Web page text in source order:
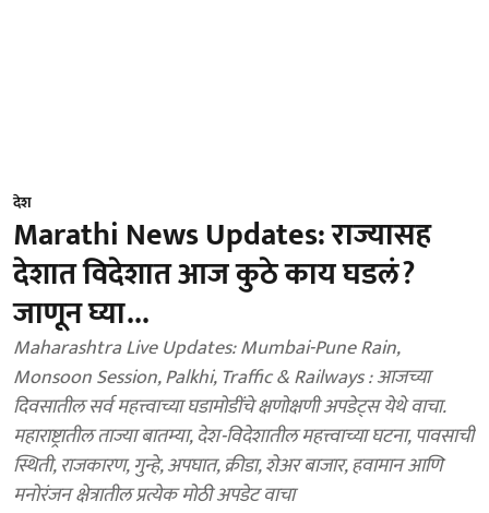
देश
Marathi News Updates: राज्यासह
देशात विदेशात आज कुठे काय घडलं?
जाणून घ्या...
Maharashtra Live Updates: Mumbai-Pune Rain,
Monsoon Session, Palkhi, Traffic & Railways : आजच्या
दिवसातील सर्व महत्त्वाच्या घडामोडींचे क्षणोक्षणी अपडेट्स येथे वाचा.
महाराष्ट्रातील ताज्या बातम्या, देश-विदेशातील महत्त्वाच्या घटना, पावसाची
स्थिती, राजकारण, गुन्हे, अपघात, क्रीडा, शेअर बाजार, हवामान आणि
मनोरंजन क्षेत्रातील प्रत्येक मोठी अपडेट वाचा